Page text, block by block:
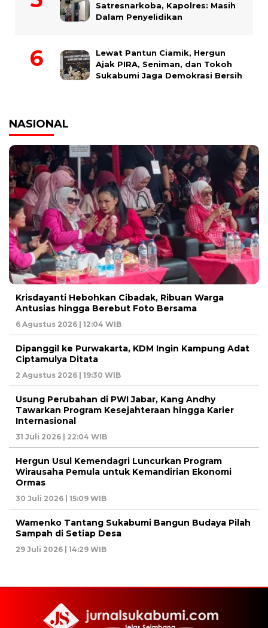
Satresnarkoba, Kapolres: Masih
Dalam Penyelidikan
Lewat Pantun Ciamik, Hergun
Ajak PIRA, Seniman, dan Tokoh
Sukabumi Jaga Demokrasi Bersih
NASIONAL
Krisdayanti Hebohkan Cibadak, Ribuan Warga
Antusias hingga Berebut Foto Bersama
6 Agustus 2026 | 12:04 WIB
Dipanggil ke Purwakarta, KDM Ingin Kampung Adat
Ciptamulya Ditata
2 Agustus 2026 | 19:30 WIB
Usung Perubahan di PWI Jabar, Kang Andhy
Tawarkan Program Kesejahteraan hingga Karier
Internasional
31 Juli 2026 | 22:04 WIB
Hergun Usul Kemendagri Luncurkan Program
Wirausaha Pemula untuk Kemandirian Ekonomi
Ormas
30 Juli 2026 | 15:09 WIB
Wamenko Tantang Sukabumi Bangun Budaya Pilah
Sampah di Setiap Desa
29 Juli 2026 | 14:29 WIB